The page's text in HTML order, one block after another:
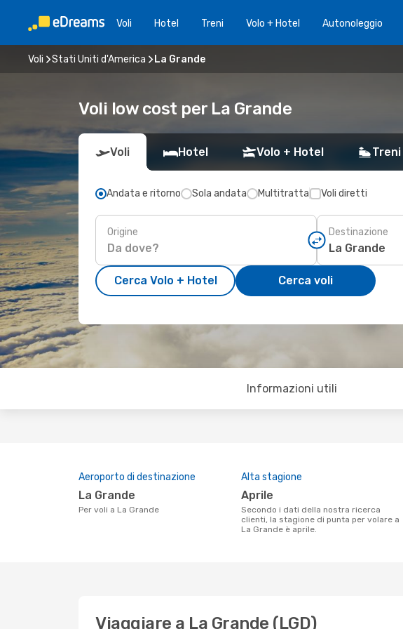
Voli Hotel Treni Volo + Hotel Autonoleggio
Voli Stati Uniti d'America La Grande
Voli low cost per La Grande
Voli Hotel Volo + Hotel Treni
Andata e ritorno Sola andata Multitratta Voli diretti
Origine Destinazione
Cerca Volo + Hotel Cerca voli
Informazioni utili
Aeroporto di destinazione
La Grande
Per voli a La Grande
Alta stagione
aprile
Secondo i dati della nostra ricerca
clienti, la stagione di punta per volare a
La Grande è aprile.
Viaggiare a La Grande (LGD)